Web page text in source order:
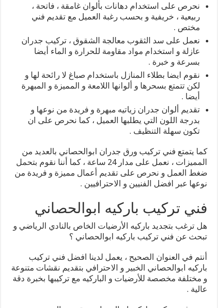
نحرص على استخدام دهانات بألوان غامقة ، فاتحة ،
ربيعية ، خريفية و بحسب رغبة العميل مع تقديم فني
مختص .
نعمل على سد الثقوب معالجة الشقوق ، تركيب جدران
عازلة و استخدام مواد مقاومة للحرارة و الماء أيضا
بسرعة و خبرة .
نقوم ايضا بطلاء المنازل باستخدام صباغ لا رائحة لها و
لكن تتمتع بسحرها و ألوانها اللامعة و المميزة و المبهرة
أيضا .
تقديم ألوان جدران زياتيه مبهرة و فريدة من نوعها و
بدرجة اللون التي يطلبها العميل ، كما نحرص على ان
تكون سهلة التنظيف .
كما يتمتع فني تركيب ورق جدران ابوالحصاني بالعديد من
المميزات ، نعمل على مدار 24 ساعة ، كما أننا نقوم بتحمل
ضغط العمل و نحرص على تقديم أعمال مميزة و فريدة من
نوعها عبر افضل الفنيين و الاحترافيين .
فني تركيب باركيه ابوالحصاني
هل ترغب بتجديد باركيه الأرضيات الخاص بالنادي الرياضي و
تبحث عن فني تركيب باركيه ابوالحصاني ؟
أنتم في العنوان الصحيح ، يعمل لدينا افضل فني تركيب
باركيه ابوالحصاني الخبير و الاحترافي بتقديم نقشات متنوعة
و مختلفة مخصصة للأرضيات و الباركيه مع تركيبها بخبرة دقة
عالية .